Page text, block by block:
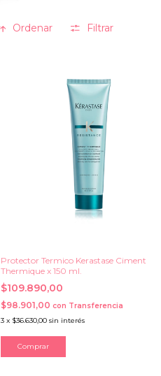
Ordenar Filtrar
Protector Termico Kerastase Ciment
Thermique x 150 ml.
$109.890,00
$98.901,00 con Transferencia
3 x $36.630,00 sin interés